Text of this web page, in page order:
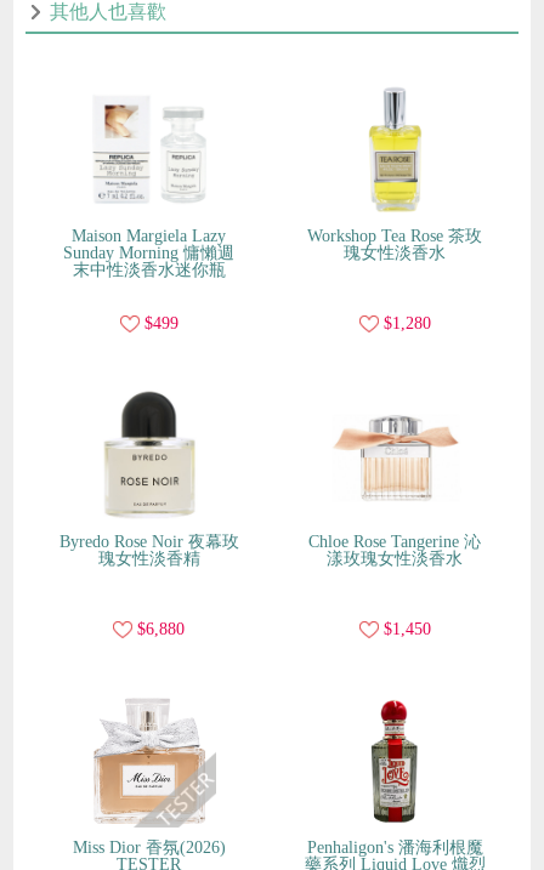
其他人也喜歡
Maison Margiela Lazy
Sunday Morning 慵懶週
末中性淡香水迷你瓶
$499
Workshop Tea Rose 茶玫
瑰女性淡香水
$1,280
Byredo Rose Noir 夜幕玫
瑰女性淡香精
$6,880
Chloe Rose Tangerine 沁
漾玫瑰女性淡香水
$1,450
Miss Dior 香氛(2026)
TESTER
Penhaligon's 潘海利根魔
藥系列 Liquid Love 熾烈